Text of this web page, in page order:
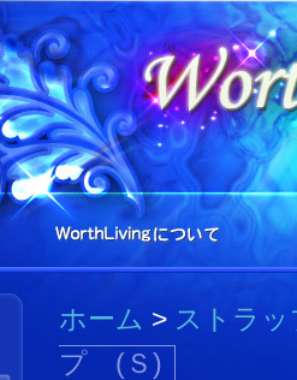
ホーム > ストラッ
プ (Ｓ)